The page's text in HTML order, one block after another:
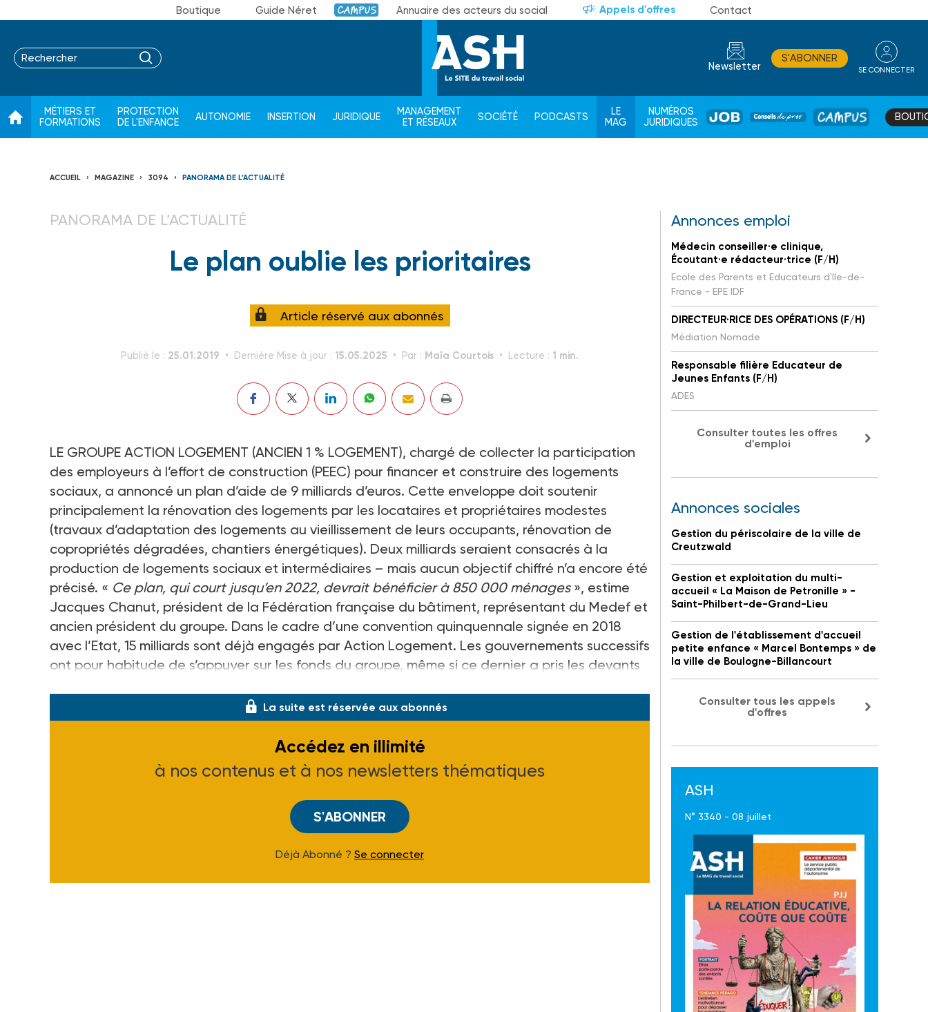
Boutique Guide Néret Campus Annuaire des acteurs du social Appels d'offres Contact
Newsletter
S'ABONNER
SE CONNECTER
MÉTIERS ET
FORMATIONS
PROTECTION
DE L'ENFANCE
AUTONOMIE INSERTION JURIDIQUE
MANAGEMENT
ET RÉSEAUX
SOCIÉTÉ PODCASTS
LE
MAG
NUMÉROS
JURIDIQUES
JOB
DE
CAMPUS
ACCUEIL MAGAZINE 3094 PANORAMA DE L’ACTUALITÉ
PANORAMA DE L’ACTUALITÉ
Le plan oublie les prioritaires
Article réservé aux abonnés
Publié le : 25.01.2019 Dernière Mise à jour : 15.05.2025 Par : Maïa Courtois Lecture : 1 min.
LE GROUPE ACTION LOGEMENT (ANCIEN 1 % LOGEMENT), chargé de collecter la participation
des employeurs à l’effort de construction (PEEC) pour financer et construire des logements
sociaux, a annoncé un plan d’aide de 9 milliards d’euros. Cette enveloppe doit soutenir
principalement la rénovation des logements par les locataires et propriétaires modestes
(travaux d’adaptation des logements au vieillissement de leurs occupants, rénovation de
copropriétés dégradées, chantiers énergétiques). Deux milliards seraient consacrés à la
production de logements sociaux et intermédiaires – mais aucun objectif chiffré n’a encore été
précisé. « Ce plan, qui court jusqu’en 2022, devrait bénéficier à 850 000 ménages», estime
Jacques Chanut, président de la Fédération française du bâtiment, représentant du Medef et
ancien président du groupe. Dans le cadre d’une convention quinquennale signée en 2018
avec l’Etat, 15 milliards sont déjà engagés par Action Logement. Les gouvernements successifs
ont pour habitude de s’appuyer sur les fonds du groupe, même si ce dernier a pris les devants
La suite est réservée aux abonnés
Accédez en illimité
à nos contenus et à nos newsletters thématiques
S'ABONNER
Déjà Abonné ? Se connecter
Annonces emploi
Médecin conseiller·e clinique,
Écoutant·e rédacteur·trice (F/H)
Ecole des Parents et Educateurs d'Ile-de-
France - EPE IDF
DIRECTEUR·RICE DES OPÉRATIONS (F/H)
Médiation Nomade
Responsable filière Educateur de
Jeunes Enfants (F/H)
ADES
Consulter toutes les offres
d'emploi
Annonces sociales
Gestion du périscolaire de la ville de
Creutzwald
Gestion et exploitation du multi-
accueil « La Maison de Petronille » -
Saint-Philbert-de-Grand-Lieu
Gestion de l'établissement d'accueil
petite enfance « Marcel Bontemps » de
la ville de Boulogne-Billancourt
Consulter tous les appels
d'offres
ASH
N° 3340 - 08 juillet